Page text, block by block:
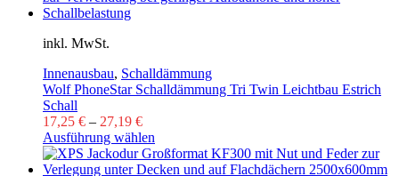
inkl. MwSt.
Innenausbau, Schalldämmung
Wolf PhoneStar Schalldämmung Tri Twin Leichtbau Estrich
Schall
17,25 € – 27,19 €
Ausführung wählen